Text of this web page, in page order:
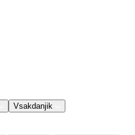
Vsakdanjik